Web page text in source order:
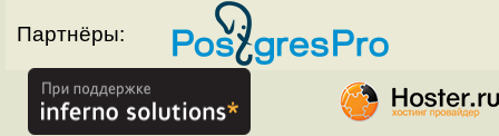
Партнёры: